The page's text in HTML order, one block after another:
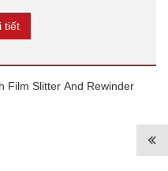
tiết